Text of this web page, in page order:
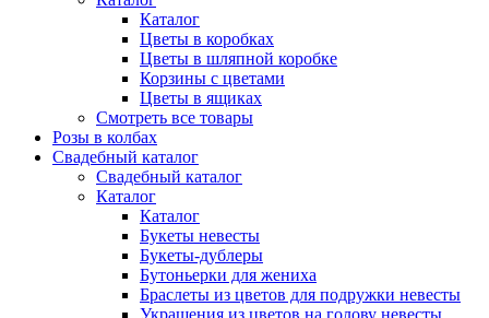
Каталог
Цветы в коробках
Цветы в шляпной коробке
Корзины с цветами
Цветы в ящиках
Смотреть все товары
Розы в колбах
Свадебный каталог
Свадебный каталог
Каталог
Каталог
Букеты невесты
Букеты-дублеры
Бутоньерки для жениха
Браслеты из цветов для подружки невесты